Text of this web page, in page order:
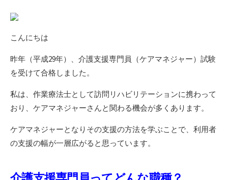
こんにちは
昨年（平成29年）、介護支援専門員（ケアマネジャー）試験
を受けて合格しました。
私は、作業療法士として訪問リハビリテーションに携わって
おり、ケアマネジャーさんと関わる機会が多くあります。
ケアマネジャーとなりその支援の方法を学ぶことで、利用者
の支援の幅が一層広がると思っています。